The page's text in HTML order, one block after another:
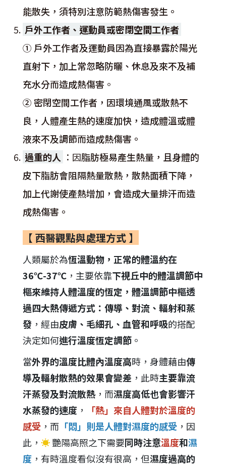
能散失，須特別注意防範熱傷害發生。
戶外工作者、運動員或密閉空間工作者
① 戶外工作者及運動員因為直接暴露於陽光
直射下，加上常忽略防曬、休息及來不及補
充水分而造成熱傷害 。
② 密閉空間工作者，因環境通風或散熱不
良，人體產生熱的速度加快，造成體溫或體
液來不及調節而造成熱傷害。
過重的人 ：因脂肪極易產生熱量，且身體的
皮下脂肪會阻隔熱量散熱，散熱面積下降，
加上代謝使產熱增加，會造成大量排汗而造
成熱傷害。
【 西醫觀點與處理方式 】
人類屬於為恆溫動物，正常的體溫約在
36℃-37℃ ，主要依靠下視丘中的體溫調節中
樞來維持人體溫度的恆定，體溫調節中樞透
過四大熱傳遞方式：傳導、對流、輻射和蒸
發 ，經由皮膚、毛細孔、血管和呼吸的搭配
決定如何進行溫度恆定調節 。
當外界的溫度比體內溫度高時，身體藉由傳
導及輻射散熱的效果會變差 ，此時主要靠流
汗蒸發及對流散熱 ，而濕度高低也會影響汗
水蒸發的速度 ，
「熱」來自人體對於溫度的
感受 ，而 「悶」則是人體對濕度的感受 ，因
此， ☀艷陽高照之下需要同時注意溫度和濕
度 ，有時溫度看似沒有很高，但濕度過高的